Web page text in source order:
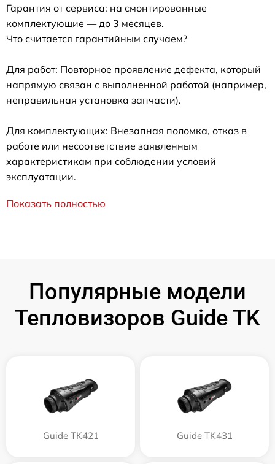
Гарантия от сервиса: на смонтированные
комплектующие — до 3 месяцев.
Что считается гарантийным случаем?
Для работ: Повторное проявление дефекта, который
напрямую связан с выполненной работой (например,
неправильная установка запчасти).
Для комплектующих: Внезапная поломка, отказ в
работе или несоответствие заявленным
характеристикам при соблюдении условий
эксплуатации.
Показать полностью
Популярные модели
Тепловизоров Guide TK
Guide TK421 Guide TK431